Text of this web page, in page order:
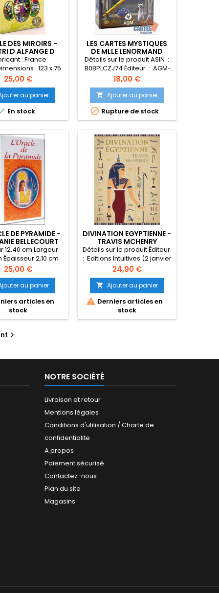
DES MIROIRS -
D ALFANGE D
UVRIL: France
: 123 x 75
: cartes
plastifiéesEtui
+ cartes
en
des Miroirs
sur une base à la
Il vous emmène
monde féerique
de vie et des
symboles. Ses
et ses mots clés
de façon
ludique...
Prix
25,00 €
au panier
En stock
LES CARTES MYSTIQUES
DE MLLE LENORMAND
Détails sur le produit ASIN ‏ :
‎ B0BPLCZJ74 Éditeur ‏ : ‎ AGM-
Urania (1 décembre 2006)
Langue ‏ : ‎ Français Broché ‏ :
‎ 40 pages Poids de l'article ‏
: ‎ 92 g Dimensions ‏ : ‎ 6.7 x 2.4
x 9.7 cm
Prix
18,00 €
 Ajouter au panier
 Rupture de stock
DE PYRAMIDE -
BELLECOURT
12,40 cm Largeur
Épaisseur 2,10 cm
Poids 189 gr.
Prix
25,00 €
au panier
articles en
stock
DIVINATION EGYPTIENNE -
TRAVIS MCHENRY
Détails sur le produit Éditeur ‏
: ‎ Editions Intuitives (2 janvier
2025) Langue ‏ : ‎ Français
Relié ‏ : ‎ 192 pages ISBN-10 ‏ :
‎ 2382971266 ISBN-13 ‏ : ‎ 978-
2382971260 Poids de
l'article ‏ : ‎ 406 g Dimensions ‏
: ‎ 10.6 x 4.1 x 14.5 cm
Prix
24,90 €
 Ajouter au panier
 Derniers articles en
stock

NOTRE SOCIÉTÉ
Livraison et retour
Mentions légales
Conditions d'utilisation / Charte de
confidentialite
A propos
Paiement sécurisé
Contactez-nous
Plan du site
Magasins